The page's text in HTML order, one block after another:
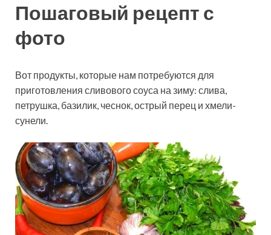
Пошаговый рецепт с
фото
Вот продукты, которые нам потребуются для
приготовления сливового соуса на зиму: слива,
петрушка, базилик, чеснок, острый перец и хмели-
сунели.